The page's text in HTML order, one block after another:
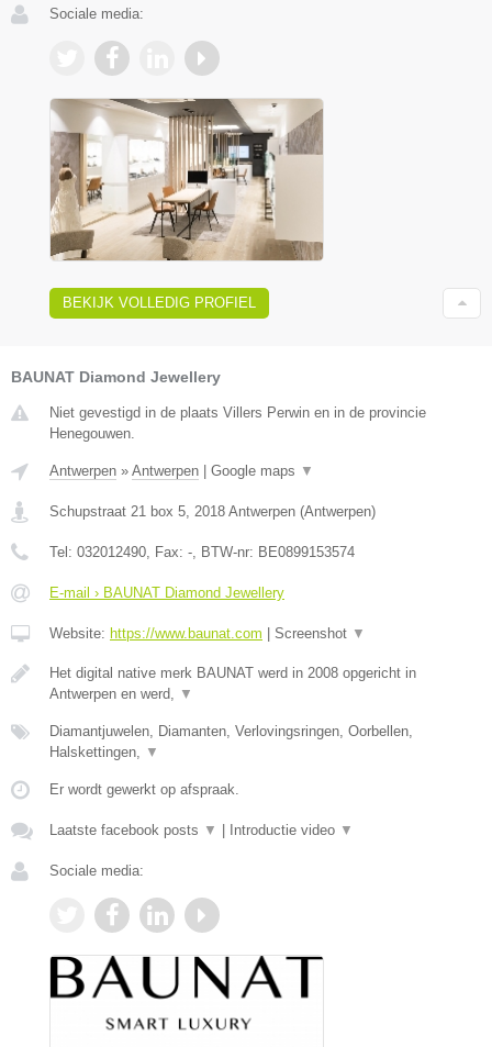
Sociale media:
BEKIJK VOLLEDIG PROFIEL
BAUNAT Diamond Jewellery
Niet gevestigd in de plaats Villers Perwin en in de provincie
Henegouwen.
Antwerpen » Antwerpen Google maps ▼
Schupstraat 21 box 5 2018 Antwerpen (Antwerpen)
Tel: 032012490 , Fax: - , BTW-nr: BE0899153574
E-mail › BAUNAT Diamond Jewellery
Website: https://www.baunat.com Screenshot ▼
Het digital native merk BAUNAT werd in 2008 opgericht in
Antwerpen en werd,
▼
Diamantjuwelen, Diamanten, Verlovingsringen, Oorbellen,
Halskettingen,
▼
Er wordt gewerkt op afspraak.
Laatste facebook posts ▼ Introductie video ▼
Sociale media: